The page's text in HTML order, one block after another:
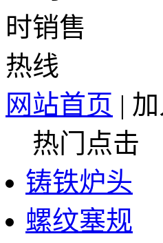
网站首页 |
热门点击
铸铁炉头
螺纹塞规